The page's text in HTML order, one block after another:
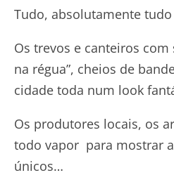
Tudo, absolutamente
Os trevos e canteiros com
na régua”, cheios de
cidade toda num look
Os produtores locais, os
todo vapor para mostrar
únicos…